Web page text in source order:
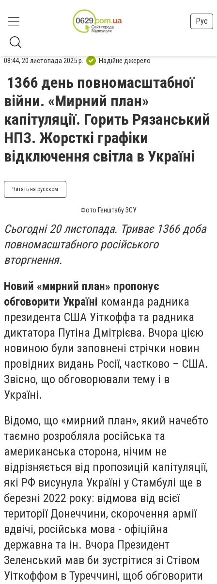
Рус
08:44, 20 листопада 2025 р. Надійне джерело
1366 день повномасштабної
війни. «Мирний план»
капітуляції. Горить Рязанський
НПЗ. Жорсткі графіки
відключення світла в Україні
Читать на русском
Фото Генштабу ЗСУ
Сьогодні 20 листопада. Триває 1366 доба
повномасштабного російського
вторгнення.
Новий «мирний план» пропонує
обговорити Україні команда радника
президента США Уіткоффа та радника
диктатора Путіна Дмітрієва. Вчора цією
новиною були заповнені стрічки новин
провідних видань Росії, частково – США.
Звісно, що обговорювали тему і в
Україні.
Відомо, що «мирний план», який начебто
таємно розробляла російська та
американська сторона, нічим не
відрізняється від пропозицій капітуляції,
які РФ висунула Україні у Стамбулі ще в
березні 2022 року: відмова від всієї
території Донеччини, скорочення армії
вдвічі, російська мова - офіційна
державна та ін. Вчора Президент
Зеленський мав би зустрітися зі Стівом
Уіткоффом в Туреччині, щоб обговорити